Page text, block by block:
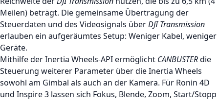
Meilen) beträgt. Die gemeinsame Übertragung der
Steuerdaten und des Videosignals überDJI Transmission
erlauben ein aufgeräumtes Setup: Weniger Kabel, weniger
Geräte.
Mithilfe der Inertia Wheels-API ermöglicht CANBUSTERdie
Steuerung weiterer Parameter über die Inertia Wheels
sowohl am Gimbal als auch an der Kamera. Für Ronin 4D
und Inspire 3 lassen sich Fokus, Blende, Zoom, Start/Stopp